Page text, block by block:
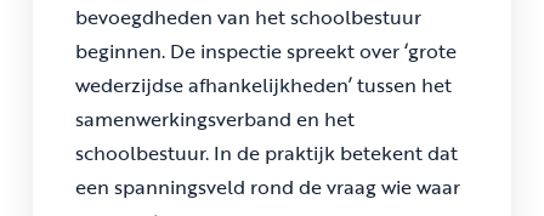
bevoegdheden van het schoolbestuur
beginnen. De inspectie spreekt over ‘grote
wederzijdse afhankelijkheden’ tussen het
samenwerkingsverband en het
schoolbestuur. In de praktijk betekent dat
een spanningsveld rond de vraag wie waar